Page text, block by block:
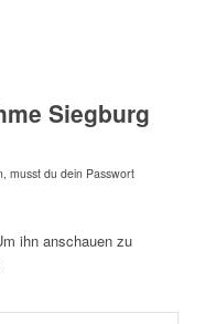
Siegburg
musst du dein Passwort
ihn anschauen zu